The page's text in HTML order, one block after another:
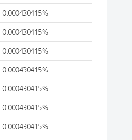
0.000430415%
0.000430415%
0.000430415%
0.000430415%
0.000430415%
0.000430415%
0.000430415%